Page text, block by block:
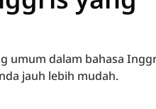
umum dalam bahasa
jauh lebih mudah.